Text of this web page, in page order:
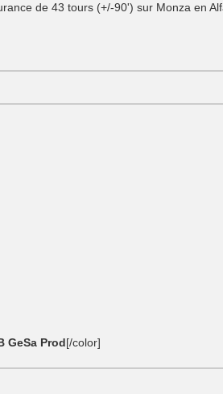
de 43 tours (+/-90') sur Monza en
GeSa Prod[/color]